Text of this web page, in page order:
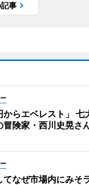
事
からエベレスト」 七
冒険家・西川史晃さ
てなぜ市場内にみ